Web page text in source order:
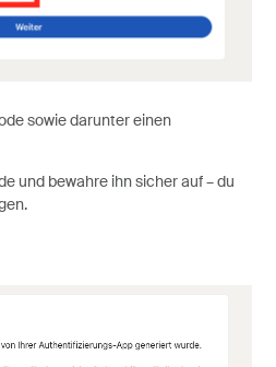
sowie darunter einen
und bewahre ihn sicher auf – du